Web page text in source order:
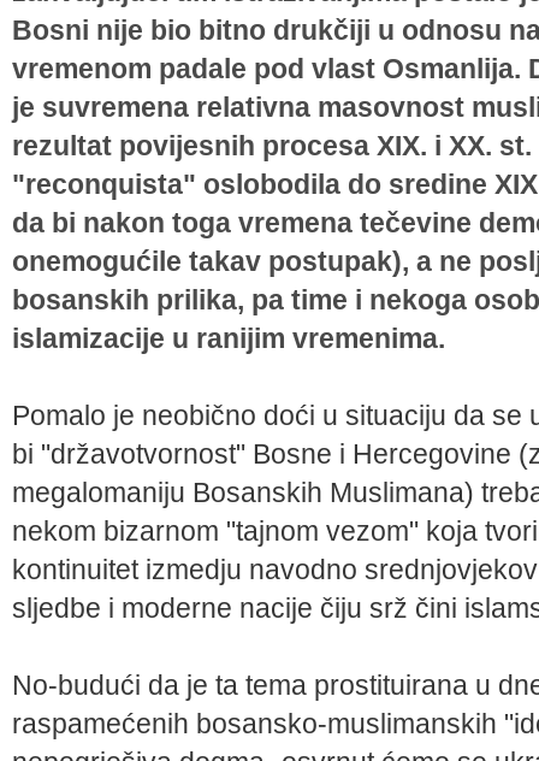
Bosni nije bio bitno drukčiji u odnosu
vremenom padale pod vlast Osmanlija.
je suvremena relativna masovnost
rezultat povijesnih procesa XIX. i XX.
"reconquista" oslobodila do sredine
da bi nakon toga vremena tečevine
onemogućile takav postupak), a ne
bosanskih prilika, pa time i nekoga
islamizacije u ranijim vremenima.
Pomalo je neobično doći u situaciju da
bi "državotvornost" Bosne i Hercegovine
megalomaniju Bosanskih Muslimana)
nekom bizarnom "tajnom vezom" koja
kontinuitet izmedju navodno
sljedbe i moderne nacije čiju srž čini
No-budući da je ta tema prostituirana u
raspamećenih bosansko-muslimanskih